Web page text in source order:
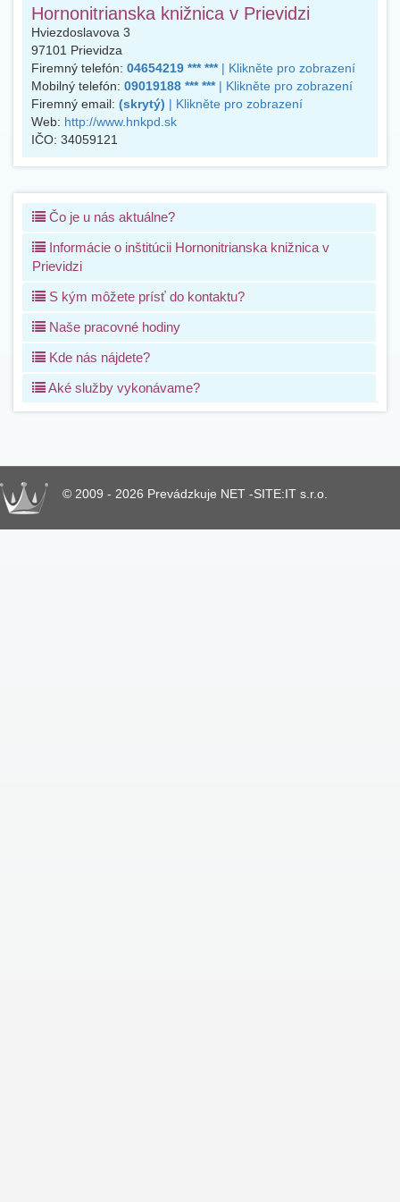
Hornonitrianska knižnica v Prievidzi
Hviezdoslavova 3
97101 Prievidza
Firemný telefón: 04654219 *** ***| Klikněte pro zobrazení
Mobilný telefón: 09019188 *** ***| Klikněte pro zobrazení
Firemný email: (skrytý) | Klikněte pro zobrazení
Web: http://www.hnkpd.sk
IČO: 34059121
Čo je u nás aktuálne?
Informácie o inštitúcii Hornonitrianska knižnica v
Prievidzi
S kým môžete prísť do kontaktu?
Naše pracovné hodiny
Kde nás nájdete?
Aké služby vykonávame?
© 2009 - 2026 Prevádzkuje NET -SITE:IT s.r.o.